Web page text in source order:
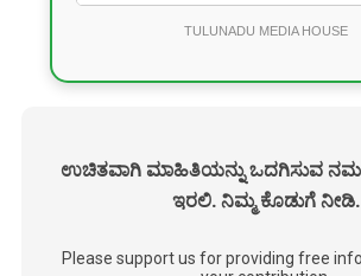
TULUNADU MEDIA HOUSE
ಉಚಿತವಾಗಿ ಮಾಹಿತಿಯನ್ನು ಒದಗಿಸುವ
ಇರಲಿ. ನಿಮ್ಮ ಕೊಡುಗೆ ನೀಡಿ.
Please support us for providing free